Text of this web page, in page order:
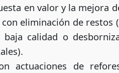
en valor y la mejora
eliminación de restos
calidad o
actuaciones de